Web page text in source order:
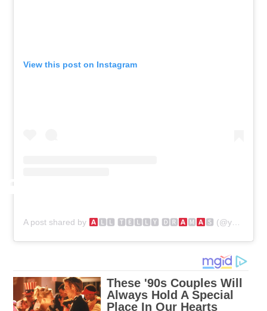
View this post on Instagram
A post shared by 🅻🅻 🆃🅴🅻🅻🆈 🅳🆁 🅼 🆂 (@yehhaichahatein_alltellydramas)